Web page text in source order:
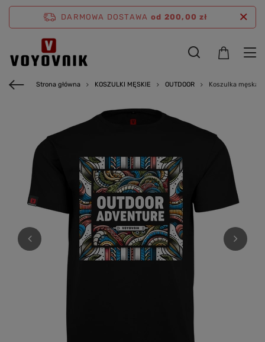
DARMOWA DOSTAWA od 200,00 zł
Strona główna KOSZULKI MĘSKIE OUTDOOR Koszulka męska